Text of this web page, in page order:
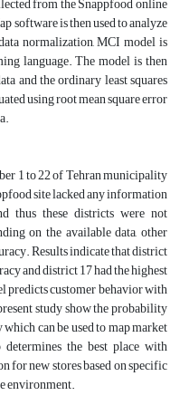
is then used to analyze
normalization, MCI model is
language. The model is then
and the ordinary least squares
using root mean square error
1 to 22 of Tehran municipality
site lacked any information
thus these districts were not
on the available data, other
Results indicate that district
and district 17 had the highest
predicts customer behavior with
study show the probability
can be used to map market
the best place with
for new stores based on specific
environment.